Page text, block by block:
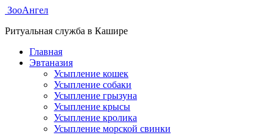
ЗооАнгел
Ритуальная служба в Кашире
Главная
Эвтаназия
Усыпление кошек
Усыпление собаки
Усыпление грызуна
Усыпление крысы
Усыпление кролика
Усыпление морской свинки